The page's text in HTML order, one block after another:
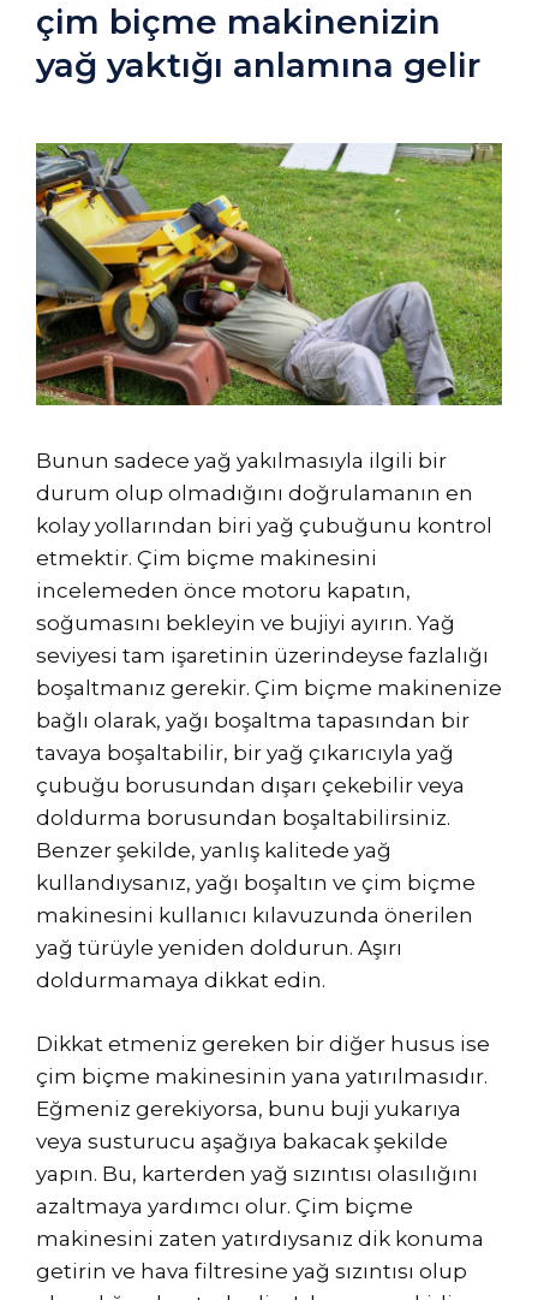
çim biçme makinenizin
yağ yaktığı anlamına gelir
Bunun sadece yağ yakılmasıyla ilgili bir
durum olup olmadığını doğrulamanın en
kolay yollarından biri yağ çubuğunu kontrol
etmektir. Çim biçme makinesini
incelemeden önce motoru kapatın,
soğumasını bekleyin ve bujiyi ayırın. Yağ
seviyesi tam işaretinin üzerindeyse fazlalığı
boşaltmanız gerekir. Çim biçme makinenize
bağlı olarak, yağı boşaltma tapasından bir
tavaya boşaltabilir, bir yağ çıkarıcıyla yağ
çubuğu borusundan dışarı çekebilir veya
doldurma borusundan boşaltabilirsiniz.
Benzer şekilde, yanlış kalitede yağ
kullandıysanız, yağı boşaltın ve çim biçme
makinesini kullanıcı kılavuzunda önerilen
yağ türüyle yeniden doldurun. Aşırı
doldurmamaya dikkat edin.
Dikkat etmeniz gereken bir diğer husus ise
çim biçme makinesinin yana yatırılmasıdır.
Eğmeniz gerekiyorsa, bunu buji yukarıya
veya susturucu aşağıya bakacak şekilde
yapın. Bu, karterden yağ sızıntısı olasılığını
azaltmaya yardımcı olur. Çim biçme
makinesini zaten yatırdıysanız dik konuma
getirin ve hava filtresine yağ sızıntısı olup